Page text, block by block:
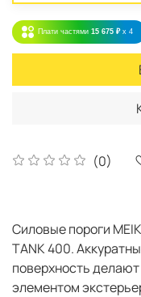
(0)
Плати частями 15 675 ₽ x 4
Силовые пороги
TANK 400.
поверхность
элементом